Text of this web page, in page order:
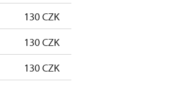
130 CZK
130 CZK
130 CZK